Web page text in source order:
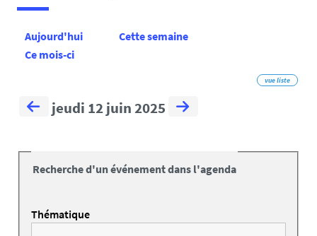
Aujourd'hui
Cette semaine
Ce mois-ci
vue liste
jeudi 12 juin 2025
Recherche d'un événement dans l'agenda
Thématique